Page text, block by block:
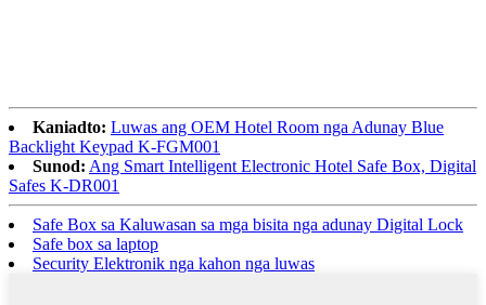
Kaniadto: Luwas ang OEM Hotel Room nga Adunay Blue
Backlight Keypad K-FGM001
Sunod: Ang Smart Intelligent Electronic Hotel Safe Box, Digital
Safes K-DR001
Safe Box sa Kaluwasan sa mga bisita nga adunay Digital Lock
Safe box sa laptop
Security Elektronik nga kahon nga luwas